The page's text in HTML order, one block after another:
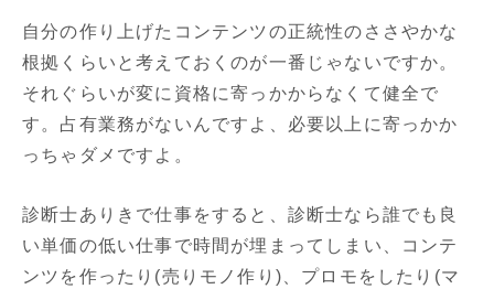
自分の作り上げたコンテンツの正統性のささやかな
根拠くらいと考えておくのが一番じゃないですか。
それぐらいが変に資格に寄っかからなくて健全で
す。占有業務がないんですよ、必要以上に寄っかか
っちゃダメですよ。
診断士ありきで仕事をすると、診断士なら誰でも良
い単価の低い仕事で時間が埋まってしまい、コンテ
ンツを作ったり(売りモノ作り)、プロモをしたり(マ